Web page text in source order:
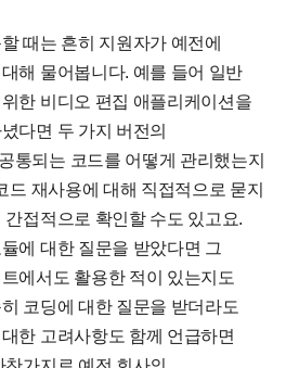
때는 흔히 지원자가 예전에
해 물어봅니다. 예를 들어 일반
한 비디오 편집 애플리케이션을
다면 두 가지 버전의
통되는 코드를 어떻게 관리했는지
드 재사용에 대해 직접적으로 묻지
간접적으로 확인할 수도 있고요.
에 대한 질문을 받았다면 그
에서도 활용한 적이 있는지도
코딩에 대한 질문을 받더라도
한 고려사항도 함께 언급하면